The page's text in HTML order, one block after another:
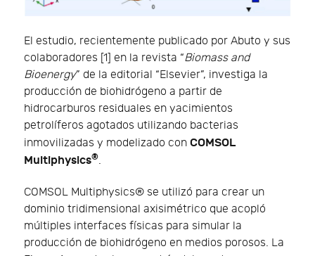
El estudio, recientemente publicado por Abuto y sus
colaboradores [1] en la revista “Biomass and
Bioenergy” de la editorial “Elsevier”, investiga la
producción de biohidrógeno a partir de
hidrocarburos residuales en yacimientos
petrolíferos agotados utilizando bacterias
inmovilizadas y modelizado con COMSOL
Multiphysics®.
COMSOL Multiphysics® se utilizó para crear un
dominio tridimensional axisimétrico que acopló
múltiples interfaces físicas para simular la
producción de biohidrógeno en medios porosos. La